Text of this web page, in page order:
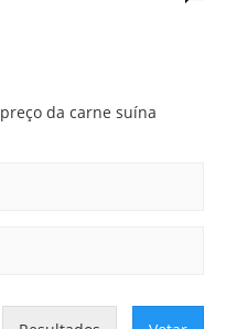
da carne suína